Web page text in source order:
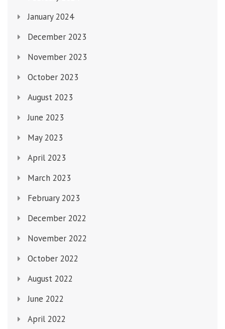
January 2024
December 2023
November 2023
October 2023
August 2023
June 2023
May 2023
April 2023
March 2023
February 2023
December 2022
November 2022
October 2022
August 2022
June 2022
April 2022